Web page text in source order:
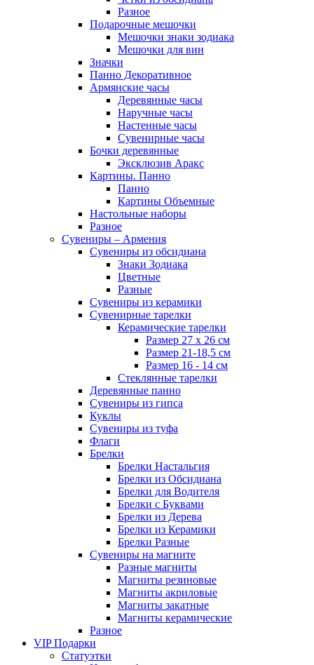
Разное
Подарочные мешочки
Мешочки знаки зодиака
Мешочки для вин
Значки
Панно Декоративное
Армянские часы
Деревянные часы
Наручные часы
Настенные часы
Сувенирные часы
Бочки деревянные
Эксклюзив Аракс
Картины. Панно
Панно
Картины Объемные
Настольные наборы
Разное
Сувениры – Армения
Сувениры из обсидиана
Знаки Зодиака
Цветные
Разные
Сувениры из керамики
Сувенирные тарелки
Керамические тарелки
Размер 27 х 26 см
Размер 21-18,5 см
Размер 16 - 14 см
Стеклянные тарелки
Деревянные панно
Сувениры из гипса
Куклы
Сувениры из туфа
Флаги
Брелки
Брелки Настальгия
Брелки из Обсидиана
Брелки для Водителя
Брелки с Буквами
Брелки из Дерева
Брелки из Керамики
Брелки Разные
Сувениры на магните
Разные магниты
Магниты резиновые
Магниты акриловые
Магниты закатные
Магниты керамические
Разное
VIP Подарки
Статуэтки